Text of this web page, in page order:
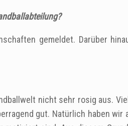
gemeldet. Darüber
nicht sehr rosig aus.
gut. Natürlich haben wir